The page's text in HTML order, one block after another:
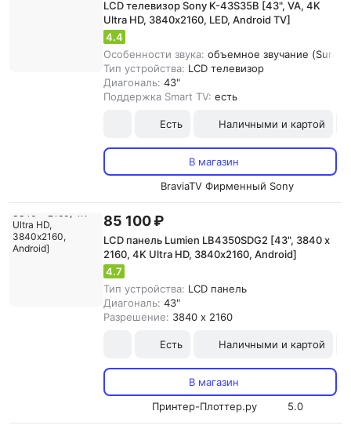
LCD телевизор Sony K-43S35B [43", VA, 4K
Ultra HD, 3840х2160, LED, Android TV]
4.4
Особенности звука: объемное звучание
Тип устройства: LCD телевизор
Диагональ: 43"
Поддержка Smart TV: есть
Есть Наличными и картой
В магазин
BraviaTV Фирменный Sony
85 100 ₽
LCD панель Lumien LB4350SDG2 [43", 3840 x
2160, 4K Ultra HD, 3840х2160, Android]
4.7
Тип устройства: LCD панель
Диагональ: 43"
Разрешение: 3840 x 2160
Есть Наличными и картой
В магазин
Принтер-Плоттер.ру
5.0